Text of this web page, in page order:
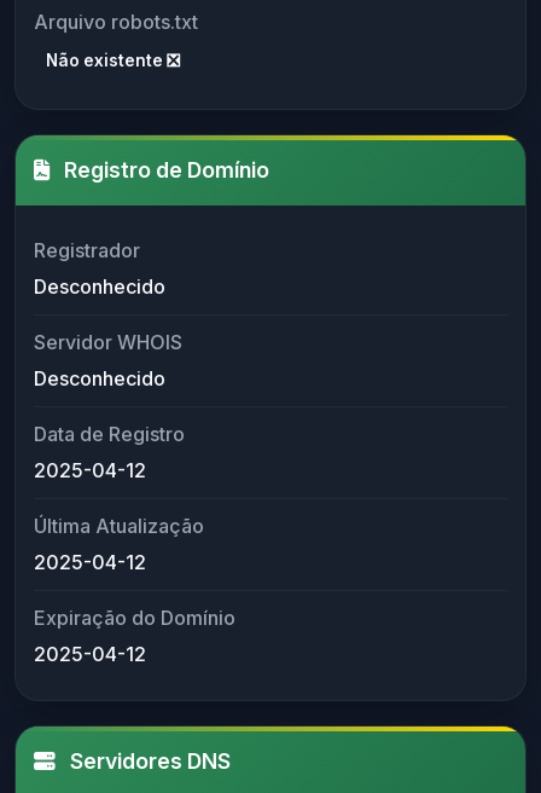
Arquivo robots.txt
Não existente ❎
Registro de Domínio
Registrador
Desconhecido
Servidor WHOIS
Desconhecido
Data de Registro
2025-04-12
Última Atualização
2025-04-12
Expiração do Domínio
2025-04-12
Servidores DNS